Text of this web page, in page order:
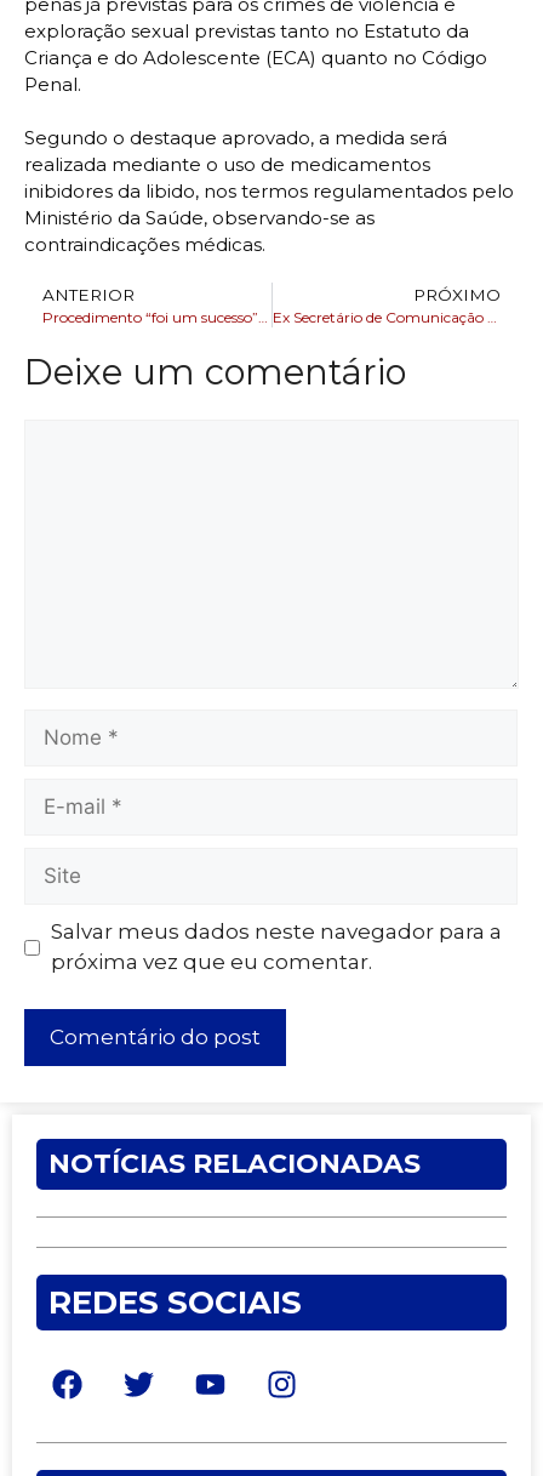
exploração sexual previstas tanto no Estatuto da
Criança e do Adolescente (ECA) quanto no Código
Penal.
Segundo o destaque aprovado, a medida será
realizada mediante o uso de medicamentos
inibidores da libido, nos termos regulamentados pelo
Ministério da Saúde, observando-se as
contraindicações médicas.
ANTERIOR
Procedimento “foi um sucesso” e presidente Lula já está conversando
PRÓXIMO
Ex Secretário de Comunicação André Curvello se despede do mercado e amigos
Deixe um comentário
Salvar meus dados neste navegador para a
próxima vez que eu comentar.
NOTÍCIAS RELACIONADAS
REDES SOCIAIS